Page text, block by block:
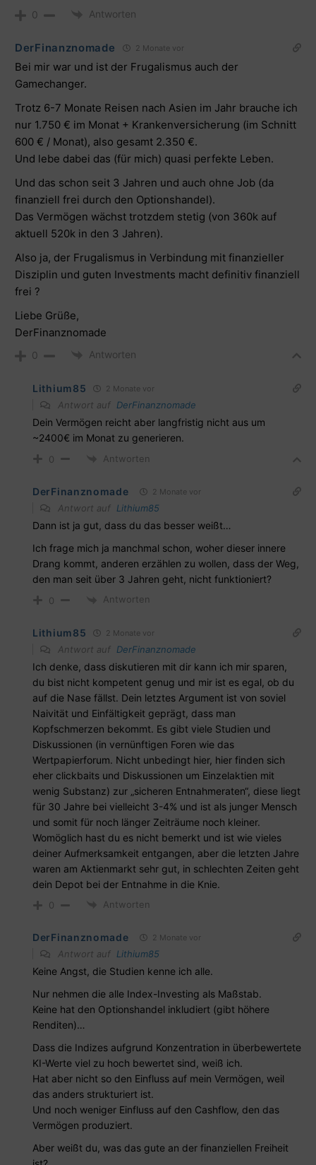
0 Antworten
DerFinanznomade 2 Monate vor
Bei mir war und ist der Frugalismus auch der
Gamechanger.
Trotz 6-7 Monate Reisen nach Asien im Jahr brauche ich
nur 1.750 € im Monat + Krankenversicherung (im Schnitt
600 € / Monat), also gesamt 2.350 €.
Und lebe dabei das (für mich) quasi perfekte Leben.
Und das schon seit 3 Jahren und auch ohne Job (da
finanziell frei durch den Optionshandel).
Das Vermögen wächst trotzdem stetig (von 360k auf
aktuell 520k in den 3 Jahren).
Also ja, der Frugalismus in Verbindung mit finanzieller
Disziplin und guten Investments macht definitiv finanziell
frei ?
Liebe Grüße,
DerFinanznomade
0 Antworten
Lithium85 2 Monate vor
Antwort auf DerFinanznomade
Dein Vermögen reicht aber langfristig nicht aus um
~2400€ im Monat zu generieren.
0 Antworten
DerFinanznomade 2 Monate vor
Antwort auf Lithium85
Dann ist ja gut, dass du das besser weißt…
Ich frage mich ja manchmal schon, woher dieser innere
Drang kommt, anderen erzählen zu wollen, dass der Weg,
den man seit über 3 Jahren geht, nicht funktioniert?
0 Antworten
Lithium85 2 Monate vor
Antwort auf DerFinanznomade
Ich denke, dass diskutieren mit dir kann ich mir sparen,
du bist nicht kompetent genug und mir ist es egal, ob du
auf die Nase fällst. Dein letztes Argument ist von soviel
Naivität und Einfältigkeit geprägt, dass man
Kopfschmerzen bekommt. Es gibt viele Studien und
Diskussionen (in vernünftigen Foren wie das
Wertpapierforum. Nicht unbedingt hier, hier finden sich
eher clickbaits und Diskussionen um Einzelaktien mit
wenig Substanz) zur „sicheren Entnahmeraten“, diese liegt
für 30 Jahre bei vielleicht 3-4% und ist als junger Mensch
und somit für noch länger Zeiträume noch kleiner.
Womöglich hast du es nicht bemerkt und ist wie vieles
deiner Aufmerksamkeit entgangen, aber die letzten Jahre
waren am Aktienmarkt sehr gut, in schlechten Zeiten geht
dein Depot bei der Entnahme in die Knie.
0 Antworten
DerFinanznomade 2 Monate vor
Antwort auf Lithium85
Keine Angst, die Studien kenne ich alle.
Nur nehmen die alle Index-Investing als Maßstab.
Keine hat den Optionshandel inkludiert (gibt höhere
Renditen)…
Dass die Indizes aufgrund Konzentration in überbewertete
KI-Werte viel zu hoch bewertet sind, weiß ich.
Hat aber nicht so den Einfluss auf mein Vermögen, weil
das anders strukturiert ist.
Und noch weniger Einfluss auf den Cashflow, den das
Vermögen produziert.
Aber weißt du, was das gute an der finanziellen Freiheit